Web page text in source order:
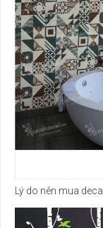
Lý do nên mua